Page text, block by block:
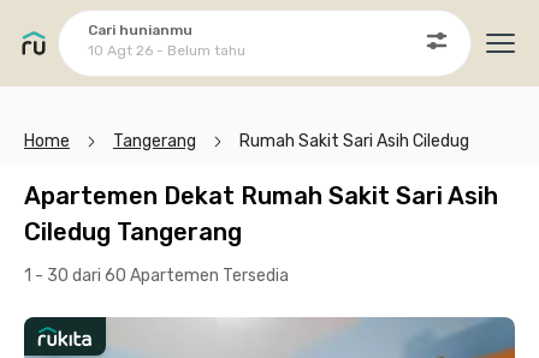
Cari hunianmu
10 Agt 26 - Belum tahu
Home Tangerang Rumah Sakit Sari Asih Ciledug
Apartemen Dekat Rumah Sakit Sari Asih
Ciledug Tangerang
1 - 30 dari 60 Apartemen Tersedia